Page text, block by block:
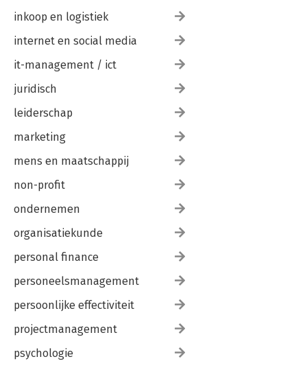
inkoop en logistiek
internet en social media
it-management / ict
juridisch
leiderschap
marketing
mens en maatschappij
non-profit
ondernemen
organisatiekunde
personal finance
personeelsmanagement
persoonlijke effectiviteit
projectmanagement
psychologie